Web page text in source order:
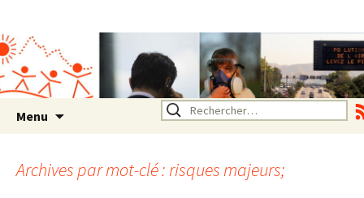
Rhône Alpes
Un environnement sain pour
la santé de tous
Menu Rechercher :
Archives par mot-clé : risques majeurs;